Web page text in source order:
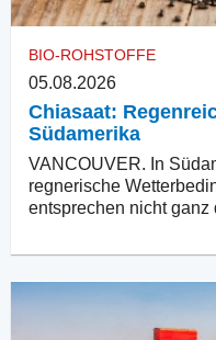
BIO-ROHSTOFFE
05.08.2026
Chiasaat:
Südamerika
VANCOUVER. In
regnerische
entsprechen nicht ganz